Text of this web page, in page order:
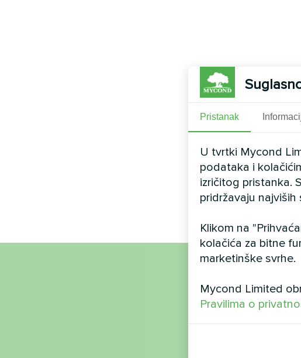
Pristanak
U tvrtki Mycond
podataka i
izričitog pristanka.
pridržavaju
Klikom na
kolačića za bitne
marketinške svrhe.
Mycond Limited
Pravilima o